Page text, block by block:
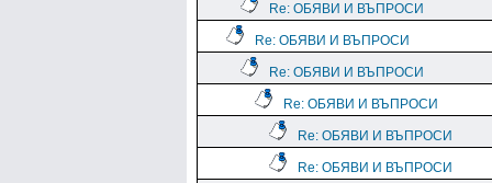
Re: ОБЯВИ И ВЪПРОСИ
Re: ОБЯВИ И ВЪПРОСИ
Re: ОБЯВИ И ВЪПРОСИ
Re: ОБЯВИ И ВЪПРОСИ
Re: ОБЯВИ И ВЪПРОСИ
Re: ОБЯВИ И ВЪПРОСИ